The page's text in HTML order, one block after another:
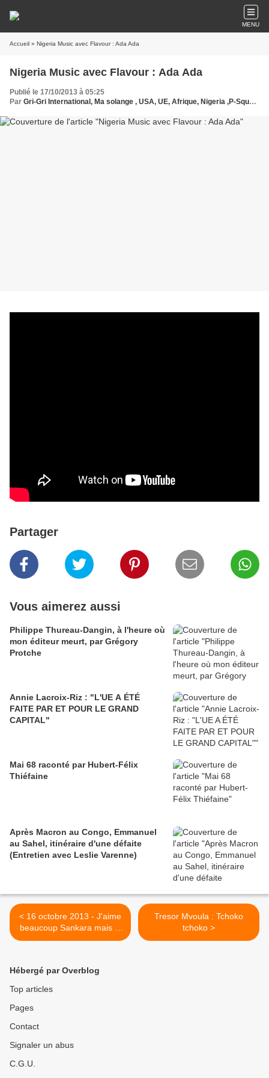
MENU
Accueil » Nigeria Music avec Flavour : Ada Ada
Nigeria Music avec Flavour : Ada Ada
Publié le 17/10/2013 à 05:25
Par Gri-Gri International, Ma solange , USA, UE, Afrique, Nigeria ,P-Square, Flavour
Partager
Vous aimerez aussi
Philippe Thureau-Dangin, à l'heure où
mon éditeur meurt, par Grégory
Protche
Annie Lacroix-Riz : "L'UE A ÉTÉ
FAITE PAR ET POUR LE GRAND
CAPITAL"
Mai 68 raconté par Hubert-Félix
Thiéfaine
Après Macron au Congo, Emmanuel
au Sahel, itinéraire d'une défaite
(Entretien avec Leslie Varenne)
< 16 octobre 2013 - J'aime
beaucoup Sankara mais je
préfère Gbagbo
Tresor Mvoula : Tchoko
tchoko >
Hébergé par Overblog
Top articles
Pages
Contact
Signaler un abus
C.G.U.